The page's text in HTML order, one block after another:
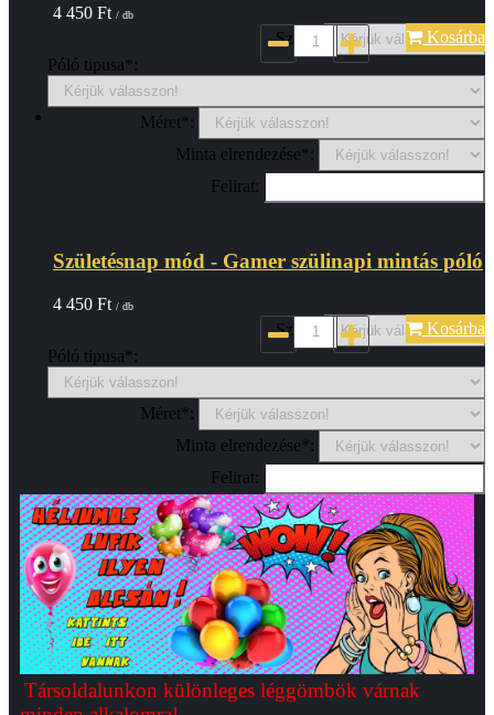
4 450 Ft / db
Szin*:
Póló tipusa*:
Méret*:
Minta elrendezése*:
Felirat:
Kosárba
Születésnap mód - Gamer szülinapi mintás póló
4 450 Ft / db
Szin*:
Póló tipusa*:
Méret*:
Minta elrendezése*:
Felirat:
Kosárba
Társoldalunkon különleges léggömbök várnak